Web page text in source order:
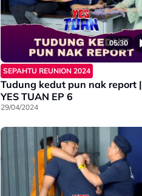
05:30
SEPAHTU REUNION 2024
Tudung kedut pun nak report |
YES TUAN EP 6
29/04/2024